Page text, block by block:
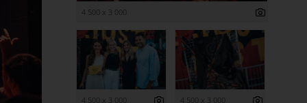
4 500 x 3 000
4 500 x 3 000 4 500 x 3 000